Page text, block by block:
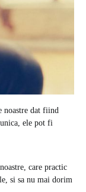
noastre dat fiind
ele pot fi
care practic
si sa nu mai dorim